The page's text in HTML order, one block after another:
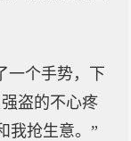
一个手势，下
盗的不心疼
抢生意。”